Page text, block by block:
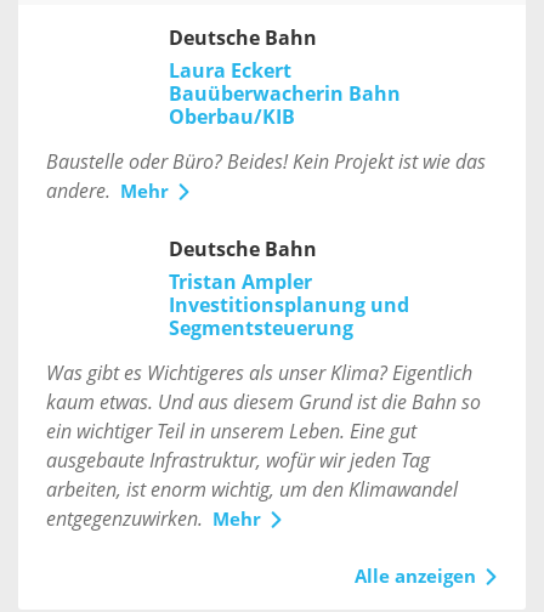
Deutsche Bahn
Laura Eckert
Bauüberwacherin Bahn
Oberbau/KIB
Baustelle oder Büro? Beides! Kein Projekt ist wie das
andere. Mehr
Deutsche Bahn
Tristan Ampler
Investitionsplanung und
Segmentsteuerung
Was gibt es Wichtigeres als unser Klima? Eigentlich
kaum etwas. Und aus diesem Grund ist die Bahn so
ein wichtiger Teil in unserem Leben. Eine gut
ausgebaute Infrastruktur, wofür wir jeden Tag
arbeiten, ist enorm wichtig, um den Klimawandel
entgegenzuwirken. Mehr
Alle anzeigen